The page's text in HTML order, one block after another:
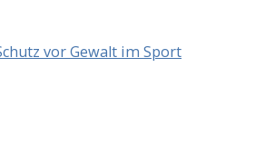
vor Gewalt im Sport